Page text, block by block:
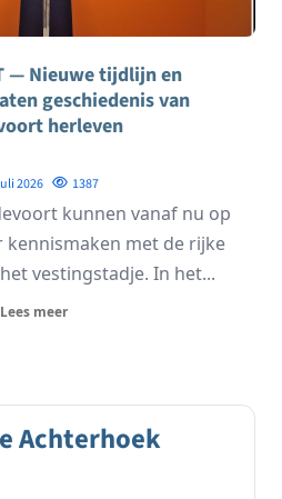
— Nieuwe tijdlijn en
geschiedenis van
herleven
2026 1387
kunnen vanaf nu op
kennismaken met de rijke
vestingstadje. In het...
Lees meer
Achterhoek